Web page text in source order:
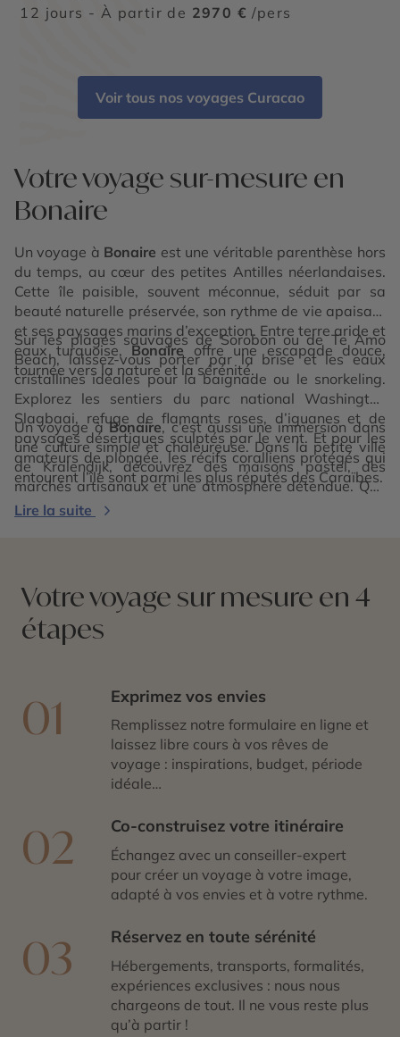
12 jours - À partir de 2970 € /pers
Voir tous nos voyages Curacao
Votre voyage sur-mesure en
Bonaire
Un voyage à Bonaire est une véritable parenthèse hors
du temps, au cœur des petites Antilles néerlandaises.
Cette île paisible, souvent méconnue, séduit par sa
beauté naturelle préservée, son rythme de vie apaisant
et ses paysages marins d’exception. Entre terre aride et
eaux turquoise,Bonaireoffre une escapade douce,
tournée vers la nature et la sérénité.
Sur les plages sauvages de Sorobon ou de Te Amo
Beach, laissez-vous porter par la brise et les eaux
cristallines idéales pour la baignade ou le snorkeling.
Explorez les sentiers du parc national Washington
Slagbaai, refuge de flamants roses, d’iguanes et de
paysages désertiques sculptés par le vent. Et pour les
amateurs de plongée, les récifs coralliens protégés qui
entourent l’île sont parmi les plus réputés des Caraïbes.
Un voyage àBonaire, c’est aussi une immersion dans
une culture simple et chaleureuse. Dans la petite ville
de Kralendijk, découvrez des maisons pastel, des
marchés artisanaux et une atmosphère détendue. Que
vous voyagiez en couple, en solo ou en famille, l’île vous
Lire la suite
Votre voyage sur mesure en 4
étapes
01 Exprimez vos envies
Remplissez notre formulaire en ligne et
laissez libre cours à vos rêves de
voyage : inspirations, budget, période
idéale…
02 Co-construisez votre itinéraire
Échangez avec un conseiller-expert
pour créer un voyage à votre image,
adapté à vos envies et à votre rythme.
03 Réservez en toute sérénité
Hébergements, transports, formalités,
expériences exclusives : nous nous
chargeons de tout. Il ne vous reste plus
qu’à partir !